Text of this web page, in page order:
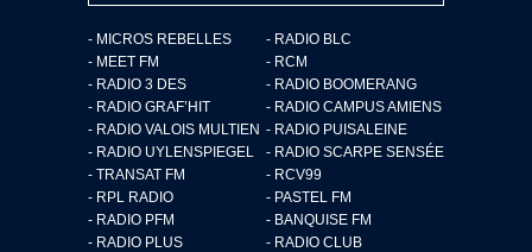
- MICROS REBELLES
- RADIO BLC
- MEET FM
- RCM
- RADIO 3 DES
- RADIO BOOMERANG
- RADIO GRAF’HIT
- RADIO CAMPUS AMIENS
- RADIO VALOIS MULTIEN - RADIO PUISALEINE
- RADIO UYLENSPIEGEL
- RADIO SCARPE SENSÉE
- TRANSAT FM
- RCV99
- RPL RADIO
- PASTEL FM
- RADIO PFM
- BANQUISE FM
- RADIO PLUS
- RADIO CLUB